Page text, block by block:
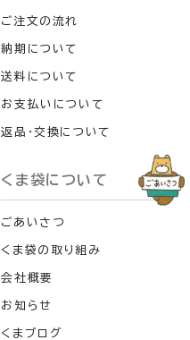
ご注文の流れ
納期について
送料について
お支払いについて
返品・交換について
くま袋について
ごあいさつ
くま袋の取り組み
会社概要
お知らせ
くまブログ